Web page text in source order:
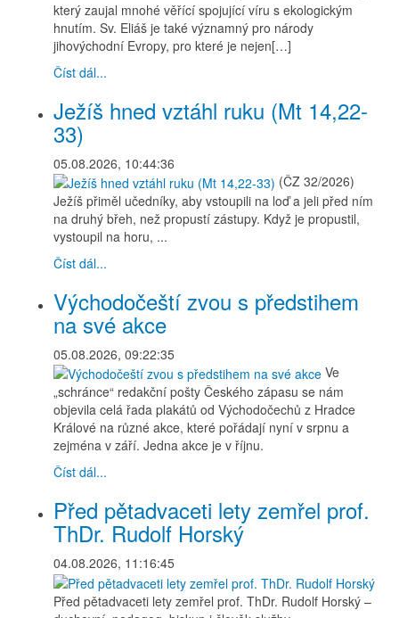
který zaujal mnohé věřící spojující víru s ekologickým
hnutím. Sv. Eliáš je také významný pro národy
jihovýchodní Evropy, pro které je nejen[…]
Číst dál...
Ježíš hned vztáhl ruku (Mt 14,22-
33)
05.08.2026, 10:44:36
(ČZ 32/2026)
Ježíš přiměl učedníky, aby vstoupili na loď a jeli před ním
na druhý břeh, než propustí zástupy. Když je propustil,
vystoupil na horu, ...
Číst dál...
Východočeští zvou s předstihem
na své akce
05.08.2026, 09:22:35
Ve
„schránce“ redakční pošty Českého zápasu se nám
objevila celá řada plakátů od Východočechů z Hradce
Králové na různé akce, které pořádají nyní v srpnu a
zejména v září. Jedna akce je v říjnu.
Číst dál...
Před pětadvaceti lety zemřel prof.
ThDr. Rudolf Horský
04.08.2026, 11:16:45
Před pětadvaceti lety zemřel prof. ThDr. Rudolf Horský –